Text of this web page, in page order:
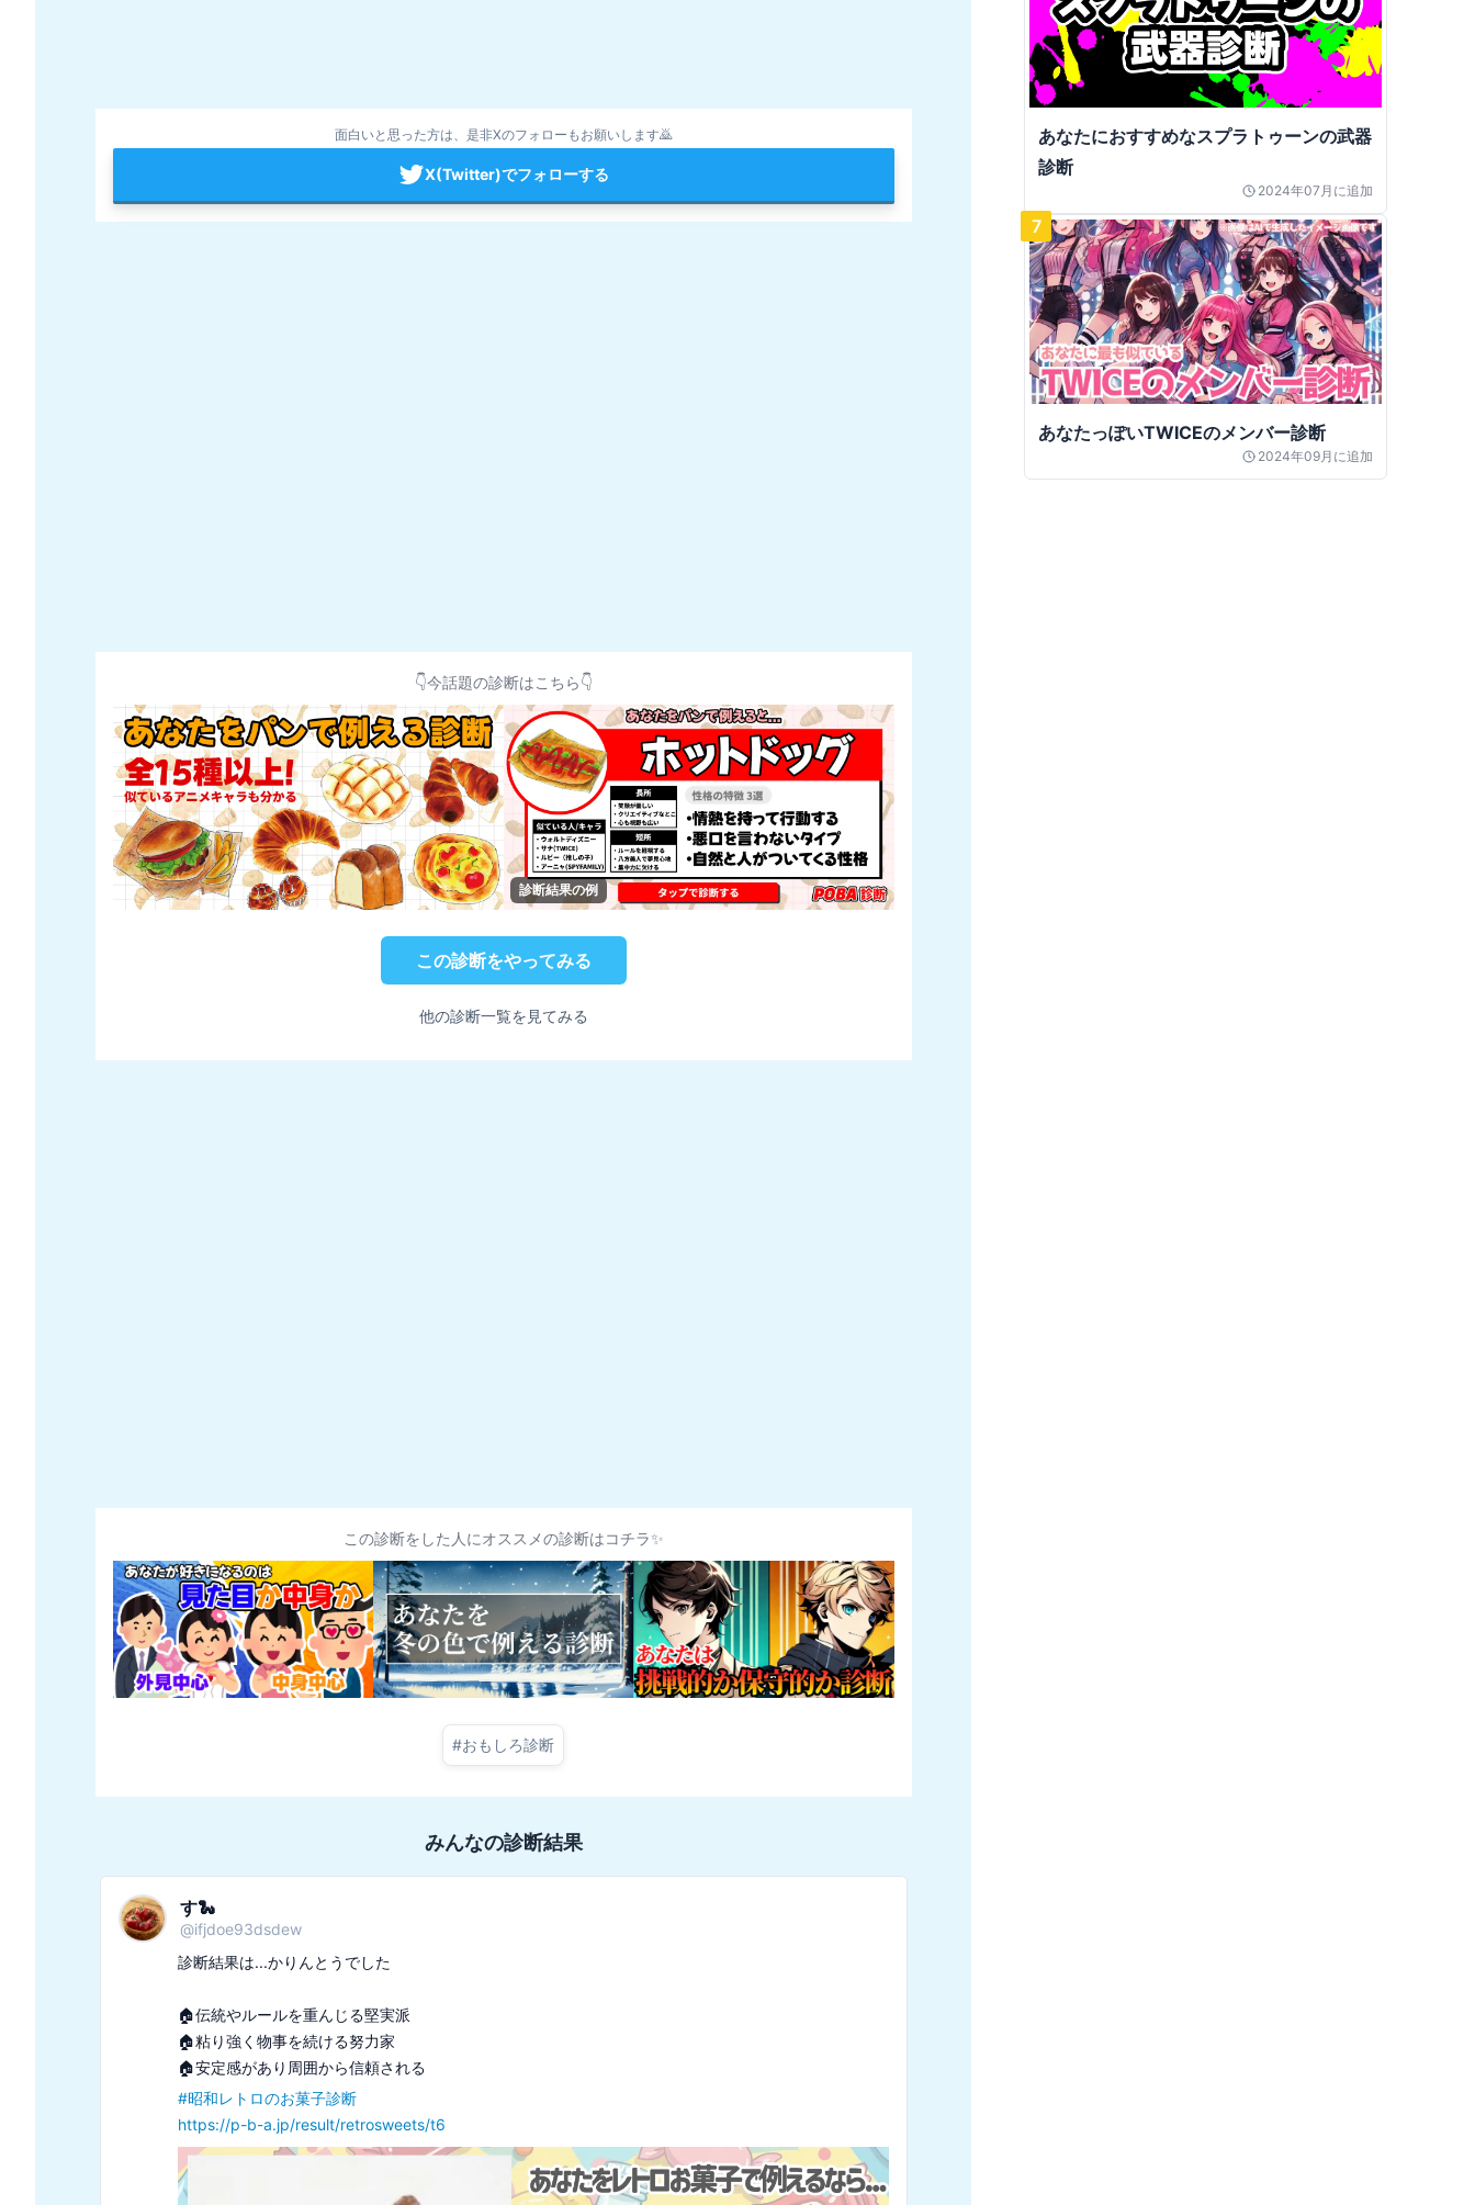
面白いと思った方は、是非Xのフォローもお願いします🙇
X(Twitter)でフォローする
👇今話題の診断はこちら👇
診断結果の例
この診断をやってみる
他の診断一覧を見てみる
この診断をした人にオススメの診断はコチラ✨
#おもしろ診断
みんなの診断結果
す🐍
@ifjdoe93dsdew
診断結果は...かりんとうでした
🏠伝統やルールを重んじる堅実派
🏠粘り強く物事を続ける努力家
#昭和レトロのお菓子診断
https://p-b-a.jp/result/retrosweets/t6
あなたにおすすめなスプラトゥーンの武器
診断
2024年07月 に追加
7
あなたっぽいTWICEのメンバー診断
2024年09月 に追加